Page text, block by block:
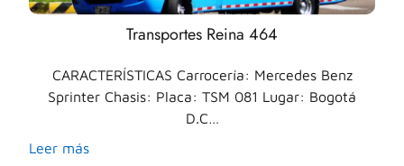
Transportes Reina 464
CARACTERÍSTICAS Carrocería: Mercedes Benz
Sprinter Chasis: Placa: TSM 081 Lugar: Bogotá
D.C…
Leer más